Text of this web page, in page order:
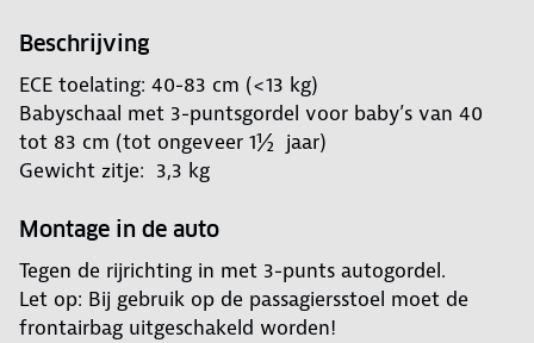
Beschrijving
ECE toelating: 40-83 cm (<13 kg)
Babyschaal met 3-puntsgordel voor baby’s van 40
tot 83 cm (tot ongeveer 1½ jaar)
Gewicht zitje: 3,3 kg
Montage in de auto
Tegen de rijrichting in met 3-punts autogordel.
Let op: Bij gebruik op de passagiersstoel moet de
frontairbag uitgeschakeld worden!